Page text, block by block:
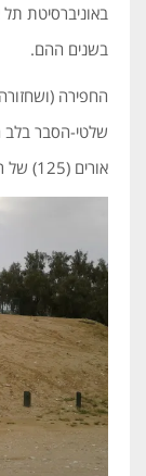
באוניברסיטת
בשנים ההם.
החפירה
שלטי-הסבר בלב
אורים (125) של רשות העתיקות. ומספרו 10.